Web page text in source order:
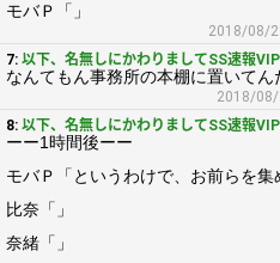
モバＰ「」
2018/08/
7: 以下、名無しにかわりましてSS速報
なんてもん事務所の本棚に置いて
2018/08/
8: 以下、名無しにかわりましてSS速報
ーー1時間後ーー
モバＰ「というわけで、お前らを集
比奈「」
奈緒「」